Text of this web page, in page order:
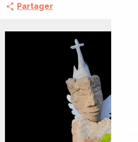
Partager